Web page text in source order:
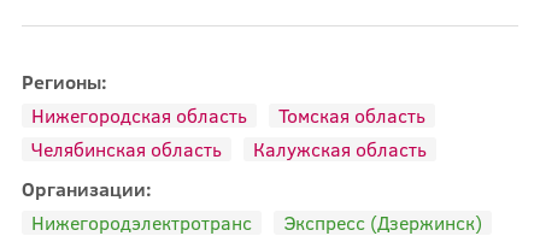
Регионы:
Нижегородская область
Томская область
Челябинская область
Калужская область
Организации:
Нижегородэлектротранс
Экспресс (Дзержинск)